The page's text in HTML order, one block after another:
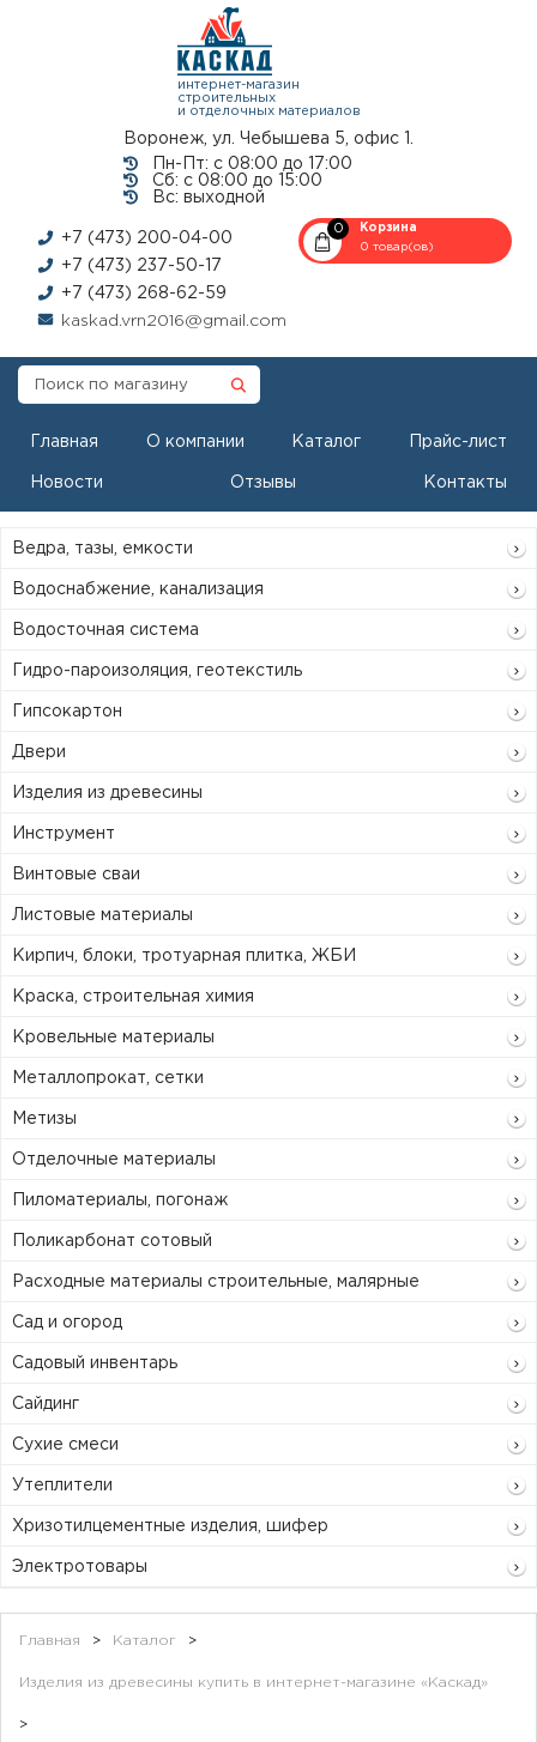
интернет-магазин
строительных
и отделочных материалов
Воронеж, ул. Чебышева 5, офис 1.
Пн-Пт: с 08:00 до 17:00
Сб: с 08:00 до 15:00
Вс: выходной
+7 (473) 200-04-00
+7 (473) 237-50-17
+7 (473) 268-62-59
kaskad.vrn2016@gmail.com
0
Корзина
0 товар(ов)
Главная О компании Каталог Прайс-лист
Новости Отзывы Контакты
Ведра, тазы, емкости
Водоснабжение, канализация
Водосточная система
Гидро-пароизоляция, геотекстиль
Гипсокартон
Двери
Изделия из древесины
Инструмент
Винтовые сваи
Листовые материалы
Кирпич, блоки, тротуарная плитка, ЖБИ
Краска, строительная химия
Кровельные материалы
Металлопрокат, сетки
Метизы
Отделочные материалы
Пиломатериалы, погонаж
Поликарбонат сотовый
Расходные материалы строительные, малярные
Сад и огород
Садовый инвентарь
Сайдинг
Сухие смеси
Утеплители
Хризотилцементные изделия, шифер
Электротовары
Главная > Каталог >
Изделия из древесины купить в интернет-магазине «Каскад»
>